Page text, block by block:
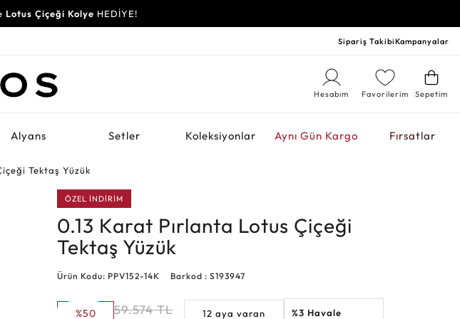
Lotus Çiçeği Kolye HEDİYE!
Sipariş TakibiKampanyalar
Sepetim
Favorilerim
Hesabım
Alyans Setler Koleksiyonlar Aynı Gün Kargo Fırsatlar
Tektaş Yüzük
ÖZEL İNDİRİM
0.13 Karat Pırlanta Lotus Çiçeği
Tektaş Yüzük
Ürün Kodu: PPV152-14K Barkod : S193947
%50
59.574 TL
12 aya varan
%3 Havale